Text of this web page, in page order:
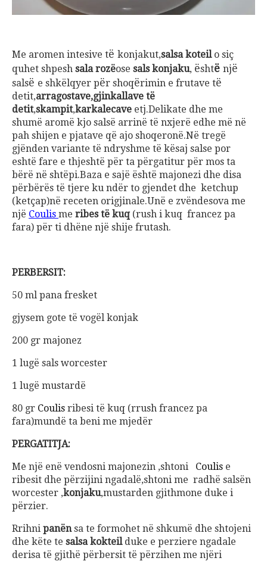
Me aromen intesive të konjakut,salsa koteil o siç
quhet shpesh sala rozëose sals konjaku, është një
salsë e shkëlqyer për shoqërimin e frutave të
detit,arragostave,gjinkallave të
detit,skampit,karkalecave etj.Delikate dhe me
shumë aromë kjo salsë arrinë të nxjerë edhe më në
pah shijen e pjatave që ajo shoqeronë.Në tregë
gjënden variante të ndryshme të kësaj salse por
eshtë fare e thjeshtë për ta përgatitur për mos ta
bërë në shtëpi.Baza e sajë është majonezi dhe disa
përbërës të tjere ku ndër to gjendet dhe ketchup
(ketçap)në receten origjinale.Unë e zvëndesova me
një Coulis me ribes të kuq (rush i kuq francez pa
fara) për ti dhëne një shije frutash.
PERBERSIT:
50 ml pana fresket
gjysem gote të vogël konjak
200 gr majonez
1 lugë sals worcester
1 lugë mustardë
80 gr Coulis ribesi të kuq (rrush francez pa
fara)mundë ta beni me mjedër
PERGATITJA:
Me një enë vendosni majonezin ,shtoni Coulis e
ribesit dhe përzijini ngadalë,shtoni me radhë salsën
worcester ,konjaku,mustarden gjithmone duke i
përzier.
Rrihni panënsa te formohet në shkumë dhe shtojeni
dhe këte te salsa kokteil duke e perziere ngadale
derisa të gjithë përbersit të përzihen me njëri